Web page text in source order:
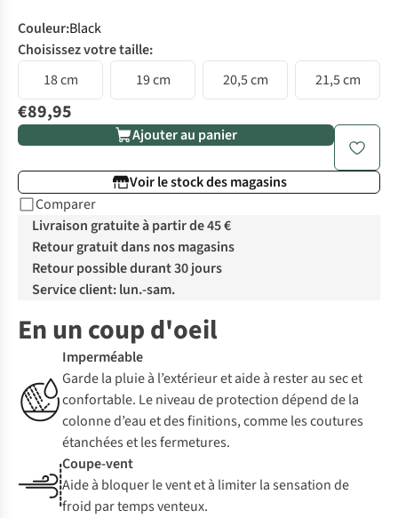
Couleur:Black
Choisissez votre taille:
18 cm
19 cm 20,5 cm 21,5 cm
€89,95
Ajouter au panier
Voir le stock des magasins
Comparer
Livraison gratuite à partir de 45 €
Retour gratuit dans nos magasins
Retour possible durant 30 jours
Service client: lun.-sam.
En un coup d'oeil
Imperméable
Garde la pluie à l’extérieur et aide à rester au sec et
confortable. Le niveau de protection dépend de la
colonne d’eau et des finitions, comme les coutures
étanchées et les fermetures.
Coupe-vent
Aide à bloquer le vent et à limiter la sensation de
froid par temps venteux.